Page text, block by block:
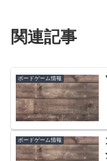
関連記事
ボードゲーム情報
ボードゲーム情報